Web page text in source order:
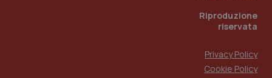
Riproduzione
riservata
Privacy Policy
Cookie Policy
Scadenza
1 anno 1 Questo
Scadenza